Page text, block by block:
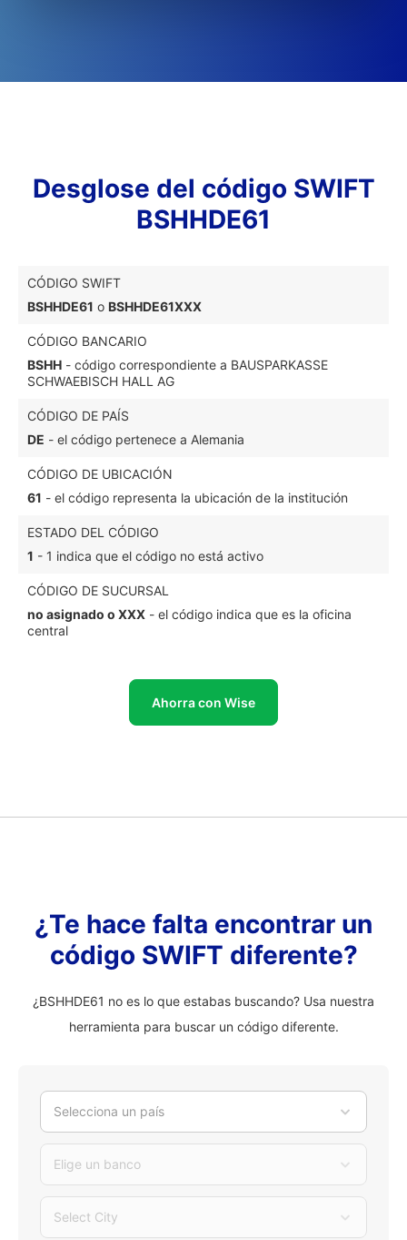
Desglose del código SWIFT
BSHHDE61
CÓDIGO SWIFT
BSHHDE61 o BSHHDE61XXX
CÓDIGO BANCARIO
BSHH - código correspondiente a BAUSPARKASSE
SCHWAEBISCH HALL AG
CÓDIGO DE PAÍS
DE - el código pertenece a Alemania
CÓDIGO DE UBICACIÓN
61 - el código representa la ubicación de la institución
ESTADO DEL CÓDIGO
1 - 1 indica que el código no está activo
CÓDIGO DE SUCURSAL
no asignado o XXX - el código indica que es la oficina
central
Ahorra con Wise
¿Te hace falta encontrar un
código SWIFT diferente?
¿BSHHDE61 no es lo que estabas buscando? Usa nuestra
herramienta para buscar un código diferente.
Selecciona un país
Elige un banco
Select City